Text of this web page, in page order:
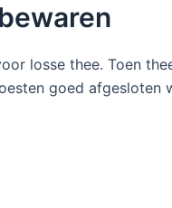
losse thee. Toen
goed afgesloten